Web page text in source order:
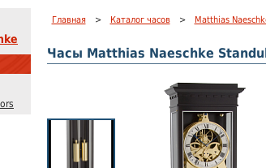
Главная > Каталог часов > Matthias
Часы Matthias Naeschke